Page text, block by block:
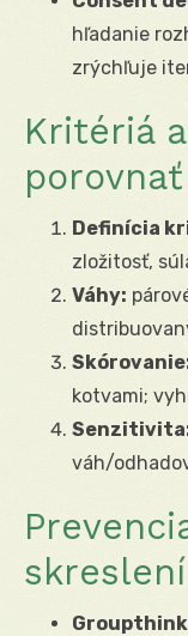
hľadanie
zrýchľuje
Kritériá
Definícia
zložitosť,
Váhy:
kotvami;
váh/
skreslení